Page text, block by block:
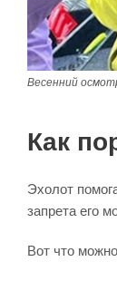
Весенний
Как
Эхолот
запрета его
Вот что